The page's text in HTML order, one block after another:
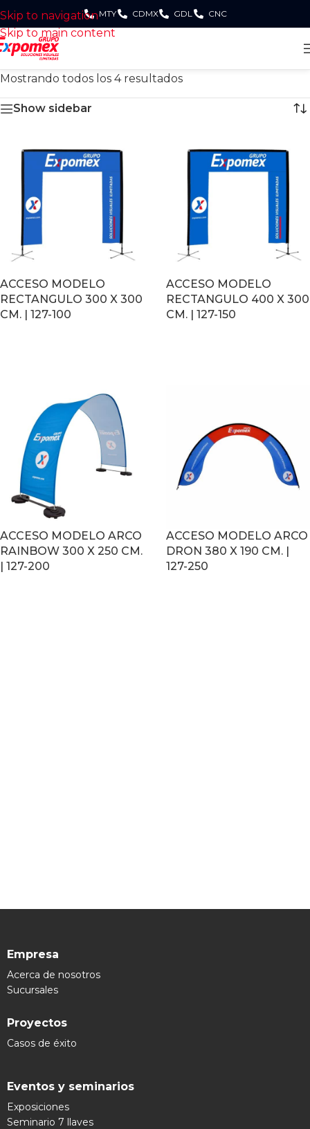
Skip to navigation
Skip to main content
MTY CDMX GDL CNC
Mostrando todos los 4 resultados
Show sidebar
ACCESO MODELO
RECTANGULO 300 X 300
CM. | 127-100
ACCESO MODELO
RECTANGULO 400 X 300
CM. | 127-150
ACCESO MODELO ARCO
RAINBOW 300 X 250 CM.
| 127-200
ACCESO MODELO ARCO
DRON 380 X 190 CM. |
127-250
Empresa
Acerca de nosotros
Sucursales
Proyectos
Casos de éxito
Eventos y seminarios
Exposiciones
Seminario 7 llaves